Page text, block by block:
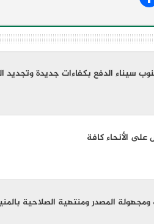
سيناء الدفع بكفاءات جديدة وتجديد
على الأنحاء كافة